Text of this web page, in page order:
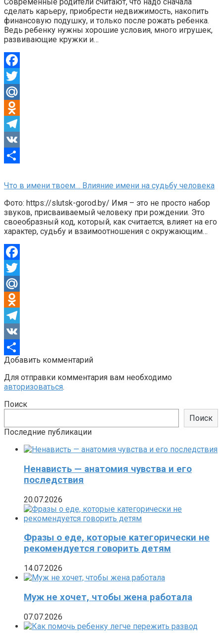
сделать карьеру, приобрести недвижимость, накопить
финансовую подушку, и только после рожать ребенка.
Ведь ребенку нужны хорошие условия, много игрушек,
развивающие кружки и…
Facebook
Twitter
Mail.Ru
Odnoklassniki
Telegram
VK
Что в имени твоем… Влияние имени на судьбу человека
Фото: https://slutsk-gorod.by/ Имя – это не просто набор
звуков, присваиваемый человеку при рождении. Это
своеобразный код, который, как считается, влияет на его
характер, судьбу и взаимоотношения с окружающим…
Facebook
Twitter
Mail.Ru
Odnoklassniki
Telegram
VK
Отправить
Добавить комментарий
Для отправки комментария вам необходимо
авторизоваться.
Поиск
Поиск
Последние публикации
Ненависть — анатомия чувства и его
последствия
20.07.2026
Фразы о еде, которые категорически не
рекомендуется говорить детям
14.07.2026
Муж не хочет, чтобы жена работала
07.07.2026